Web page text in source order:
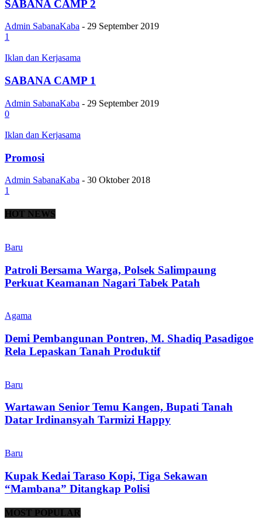
SABANA CAMP 2
Admin SabanaKaba - 29 September 2019
1
Iklan dan Kerjasama
SABANA CAMP 1
Admin SabanaKaba - 29 September 2019
0
Iklan dan Kerjasama
Promosi
Admin SabanaKaba - 30 Oktober 2018
1
HOT NEWS
Baru
Patroli Bersama Warga, Polsek Salimpaung
Perkuat Keamanan Nagari Tabek Patah
Agama
Demi Pembangunan Pontren, M. Shadiq Pasadigoe
Rela Lepaskan Tanah Produktif
Baru
Wartawan Senior Temu Kangen, Bupati Tanah
Datar Irdinansyah Tarmizi Happy
Baru
Kupak Kedai Taraso Kopi, Tiga Sekawan
“Mambana” Ditangkap Polisi
MOST POPULAR